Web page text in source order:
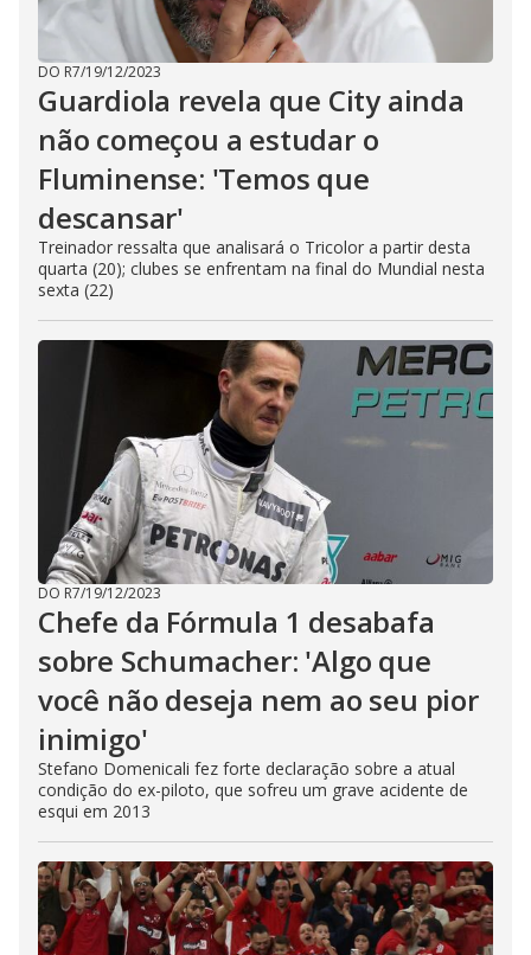
DO R7/19/12/2023
Guardiola revela que City ainda
não começou a estudar o
Fluminense: 'Temos que
descansar'
Treinador ressalta que analisará o Tricolor a partir desta
quarta (20); clubes se enfrentam na final do Mundial nesta
sexta (22)
DO R7/19/12/2023
Chefe da Fórmula 1 desabafa
sobre Schumacher: 'Algo que
você não deseja nem ao seu pior
inimigo'
Stefano Domenicali fez forte declaração sobre a atual
condição do ex-piloto, que sofreu um grave acidente de
esqui em 2013